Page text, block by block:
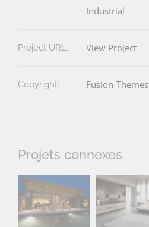
Industrial
Project URL: View Project
Copyright: Fusion-Themes
Projets connexes